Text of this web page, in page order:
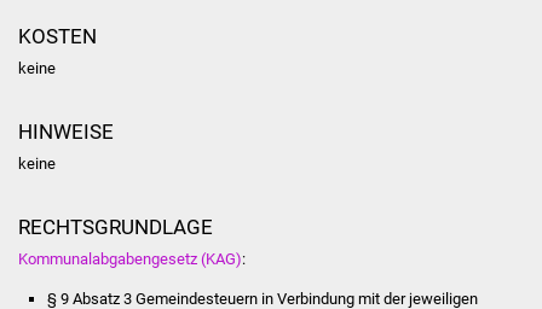
Formulare
KOSTEN
keine
HINWEISE
keine
RECHTSGRUNDLAGE
Kommunalabgabengesetz (KAG):
§ 9 Absatz 3 Gemeindesteuern in Verbindung mit der jeweiligen